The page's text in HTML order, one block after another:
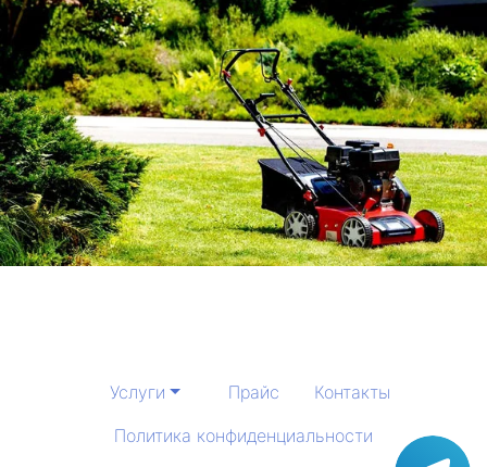
Услуги Прайс
Контакты
Политика конфиденциальности